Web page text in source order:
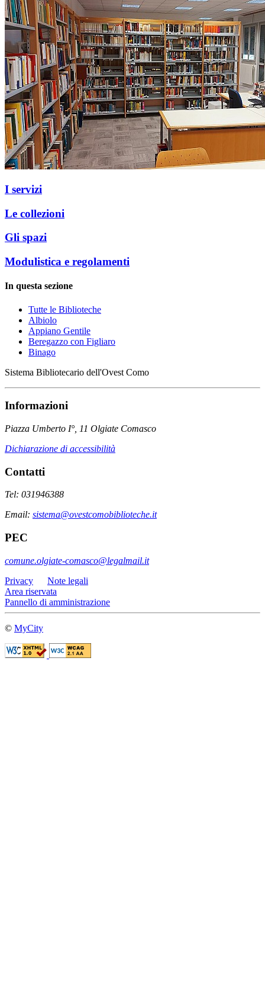
I servizi
Le collezioni
Gli spazi
Modulistica e regolamenti
In questa sezione
Tutte le Biblioteche
Albiolo
Appiano Gentile
Beregazzo con Figliaro
Binago
Sistema Bibliotecario dell'Ovest Como
Informazioni
Piazza Umberto I°, 11 Olgiate Comasco
Dichiarazione di accessibilità
Contatti
Tel: 031946388
Email: sistema@ovestcomobiblioteche.it
PEC
comune.olgiate-comasco@legalmail.it
Privacy
Note legali
Area riservata
Pannello di amministrazione
© MyCity